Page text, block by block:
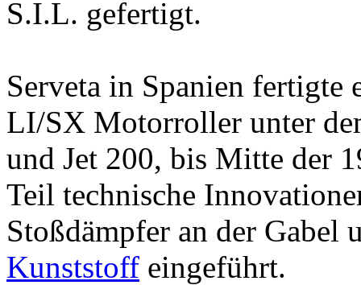
S.I.L. gefertigt.
Serveta in Spanien fertigte
LI/SX Motorroller unter
und Jet 200, bis Mitte der
Teil technische
Stoßdämpfer an der Gabel
Kunststoff eingeführt.